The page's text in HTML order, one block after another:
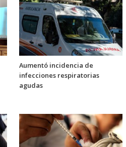
Aumentó incidencia de
infecciones respiratorias
agudas